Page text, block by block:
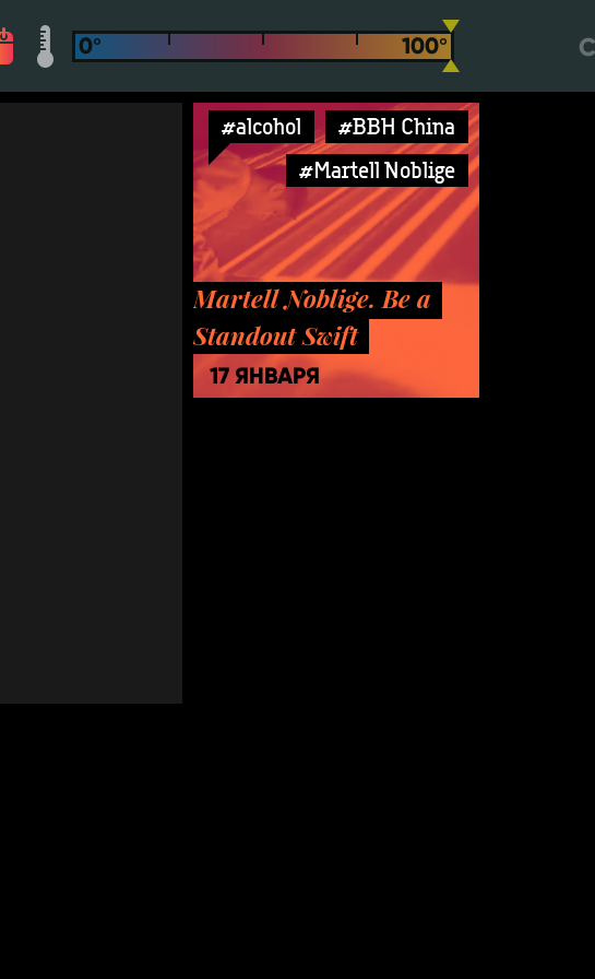
#alcohol
#BBH China
#Martell Noblige
Martell Noblige. Be a
Standout Swift
17 ЯНВАРЯ